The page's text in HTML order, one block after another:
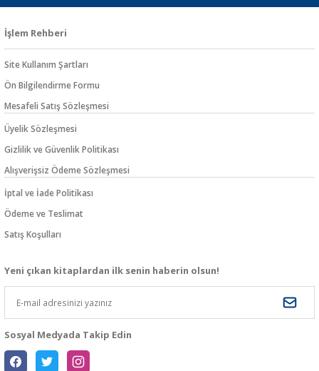
İşlem Rehberi
Site Kullanım Şartları
Ön Bilgilendirme Formu
Mesafeli Satış Sözleşmesi
Üyelik Sözleşmesi
Gizlilik ve Güvenlik Politikası
Alışverişsiz Ödeme Sözleşmesi
İptal ve İade Politikası
Ödeme ve Teslimat
Satış Koşulları
Yeni çıkan kitaplardan ilk senin haberin olsun!
Sosyal Medyada Takip Edin